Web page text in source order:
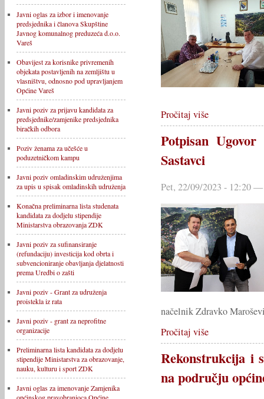
Javni oglas za izbor i imenovanje
predsjednika i članova Skupštine
Javnog komunalnog preduzeća d.o.o.
Vareš
Obavijest za korisnike privremenih
objekata postavljenih na zemljištu u
vlasništvu, odnosno pod upravljanjem
Općine Vareš
Javni poziv za prijavu kandidata za
predsjednike/zamjenike predsjednika
biračkih odbora
Poziv ženama za učešće u
poduzetničkom kampu
Javni poziv omladinskim udruženjima
za upis u spisak omladinskih udruženja
Konačna preliminarna lista studenata
kandidata za dodjelu stipendije
Ministarstva obrazovanja ZDK
Javni poziv za sufinansiranje
(refundaciju) investicija kod obrta i
subvencioniranje obavljanja djelatnosti
prema Uredbi o zašti
Javni poziv - Grant za udruženja
proistekla iz rata
Javni poziv - grant za neprofitne
organizacije
Preliminarna lista kandidata za dodjelu
stipendije Ministarstva za obrazovanje,
nauku, kulturu i sport ZDK
Javni oglas za imenovanje Zamjenika
Pročitaj više
Potpisan
Sastavci
Pet, 22/09/2023 - 12:20
načelnik Zdravko
Pročitaj više
Rekonstrukcija i
na području